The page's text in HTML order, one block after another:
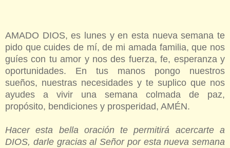
AMADO DIOS, es lunes y en esta nueva semana te
pido que cuides de mí, de mi amada familia, que nos
guíes con tu amor y nos des fuerza, fe, esperanza y
oportunidades. En tus manos pongo nuestros
sueños, nuestras necesidades y te suplico que nos
ayudes a vivir una semana colmada de paz,
propósito, bendiciones y prosperidad, AMÉN.
Hacer esta bella oración te permitirá acercarte a
DIOS, darle gracias al Señor por esta nueva semana